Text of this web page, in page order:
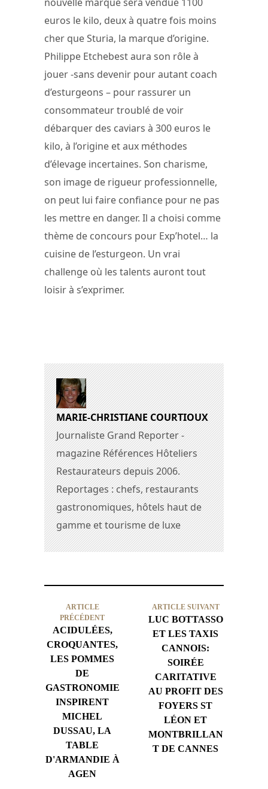
euros le kilo, deux à quatre fois moins
cher que Sturia, la marque d’origine.
Philippe Etchebest aura son rôle à
jouer -sans devenir pour autant coach
d’esturgeons – pour rassurer un
consommateur troublé de voir
débarquer des caviars à 300 euros le
kilo, à l’origine et aux méthodes
d’élevage incertaines. Son charisme,
son image de rigueur professionnelle,
on peut lui faire confiance pour ne pas
les mettre en danger. Il a choisi comme
thème de concours pour Exp’hotel… la
cuisine de l’esturgeon. Un vrai
challenge où les talents auront tout
loisir à s’exprimer.
MARIE-CHRISTIANE COURTIOUX
Journaliste Grand Reporter -
magazine Références Hôteliers
Restaurateurs depuis 2006.
Reportages : chefs, restaurants
gastronomiques, hôtels haut de
gamme et tourisme de luxe
ARTICLE
PRÉCÉDENT
ACIDULÉES,
CROQUANTES,
LES POMMES
DE
GASTRONOMIE
INSPIRENT
MICHEL
DUSSAU, LA
TABLE
D'ARMANDIE À
AGEN
ARTICLE SUIVANT
LUC BOTTASSO
ET LES TAXIS
CANNOIS:
SOIRÉE
CARITATIVE
AU PROFIT DES
FOYERS ST
LÉON ET
MONTBRILLAN
T DE CANNES